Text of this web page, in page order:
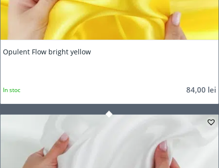
Opulent Flow bright yellow
84,00 lei
In stoc